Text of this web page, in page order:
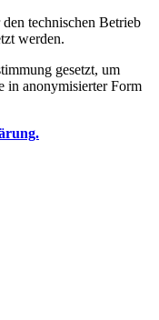
technischen Betrieb
werden.
gesetzt, um
in anonymisierter Form